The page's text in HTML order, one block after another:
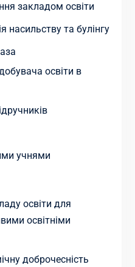
закладом освіти
насильству та булінгу
освіти в
учнями
освіти для
освітніми
доброчесність